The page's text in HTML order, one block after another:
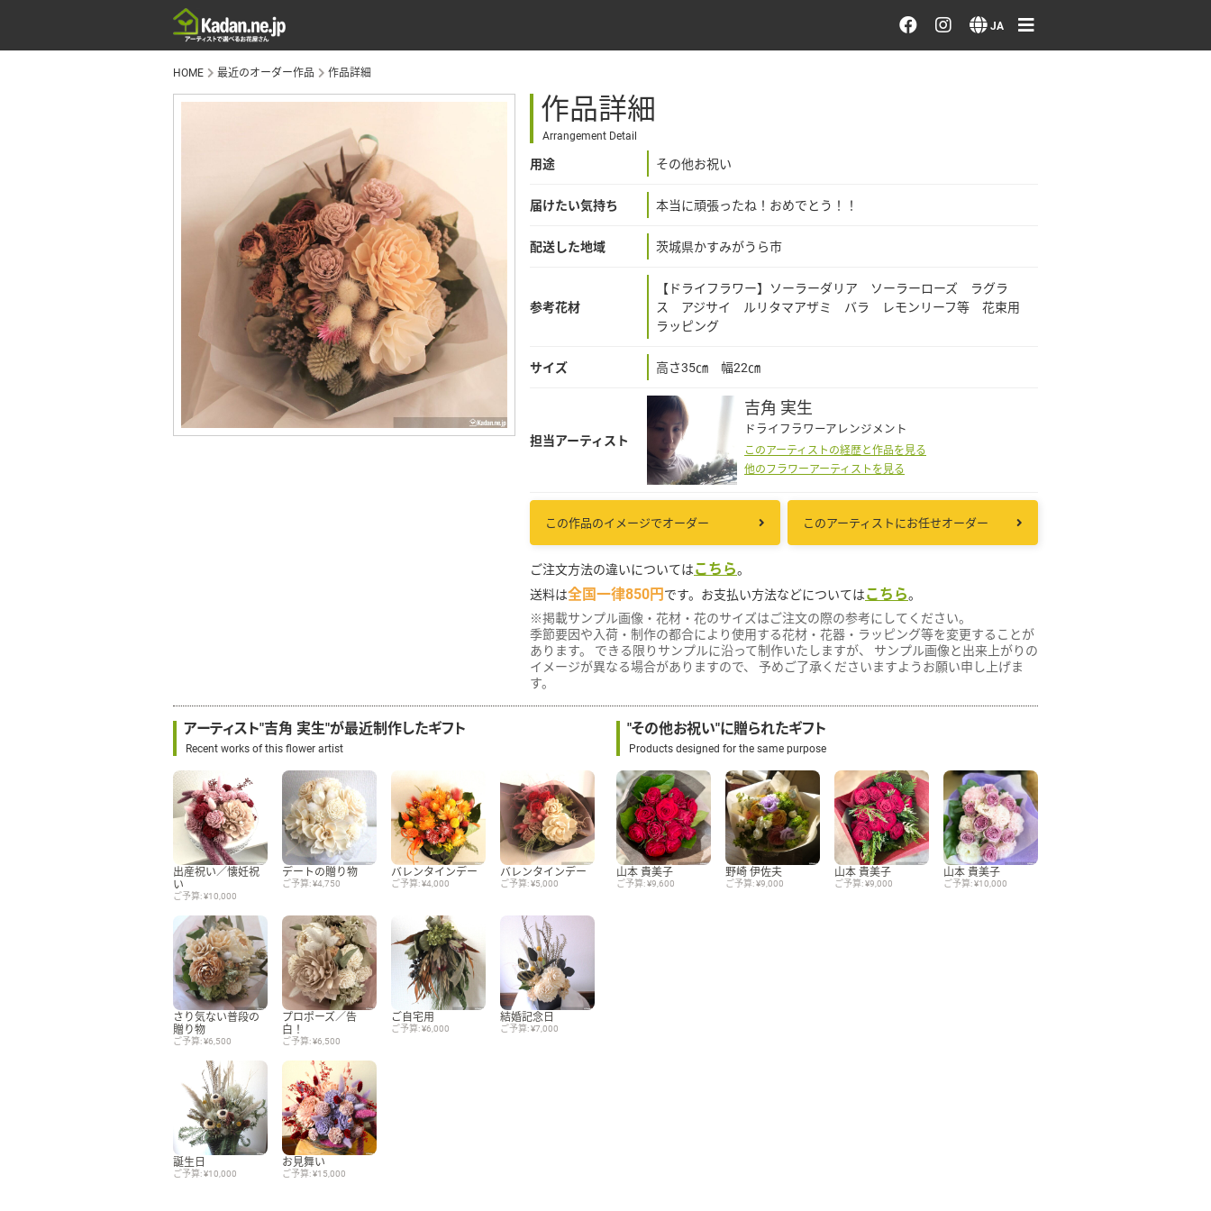
JA
お花を注文する・探す
会員メニュー
花言葉辞典
初めてのお客様
プライバシーポリシー
instagram
Language
日本語
HOME 最近のオーダー作品 作品詳細
作品詳細
Arrangement Detail
用途 その他お祝い
届けたい気持ち 本当に頑張ったね！おめでとう！！
配送した地域 茨城県かすみがうら市
参考花材
【ドライフラワー】ソーラーダリア ソーラーローズ ラグラ
ス アジサイ ルリタマアザミ バラ レモンリーフ等 花束用
ラッピング
サイズ 高さ35㎝ 幅22㎝
担当アーティスト
吉角 実生
ドライフラワーアレンジメント
このアーティストの経歴と作品を見る
他のフラワーアーティストを見る
この作品のイメージでオーダー このアーティストにお任せオーダー
ご注文方法の違いについてはこちら。
送料は全国一律850円です。お支払い方法などについてはこちら。
※掲載サンプル画像・花材・花のサイズはご注文の際の参考にしてください。
季節要因や入荷・制作の都合により使用する花材・花器・ラッピング等を変更することが
あります。 できる限りサンプルに沿って制作いたしますが、 サンプル画像と出来上がりの
イメージが異なる場合がありますので、 予めご了承くださいますようお願い申し上げま
す。
アーティスト"吉角 実生"が最近制作したギフト
Recent works of this flower artist
出産祝い／懐妊祝
い
ご予算: ¥10,000
デートの贈り物
ご予算: ¥4,750
バレンタインデー
ご予算: ¥4,000
バレンタインデー
ご予算: ¥5,000
さり気ない普段の
贈り物
ご予算: ¥6,500
プロポーズ／告
白！
ご予算: ¥6,500
ご自宅用
ご予算: ¥6,000
結婚記念日
ご予算: ¥7,000
誕生日
ご予算: ¥10,000
お見舞い
ご予算: ¥15,000
"その他お祝い"に贈られたギフト
Products designed for the same purpose
山本 貴美子
ご予算: ¥9,600
野崎 伊佐夫
ご予算: ¥9,000
山本 貴美子
ご予算: ¥9,000
山本 貴美子
ご予算: ¥10,000